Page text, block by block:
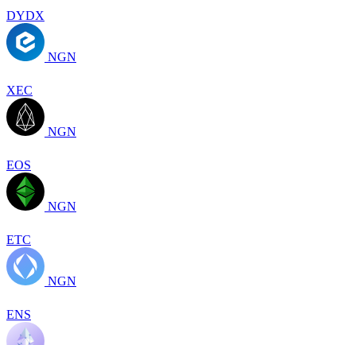
DYDX
NGN
XEC
NGN
EOS
NGN
ETC
NGN
ENS